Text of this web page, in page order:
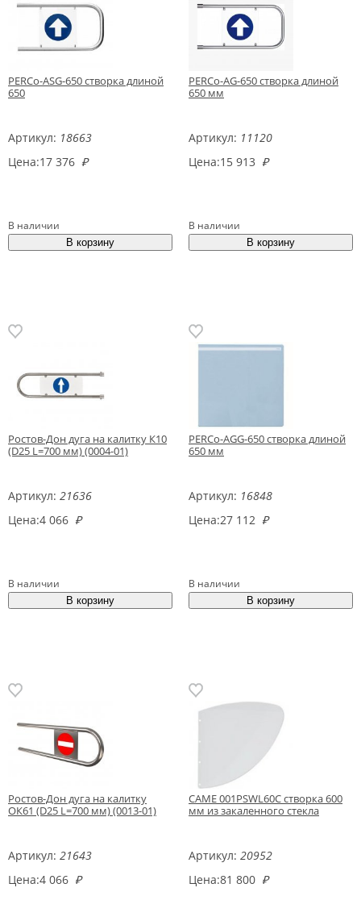
PERCo-ASG-650 створка длиной
650
Артикул: 18663
Цена:17 376 ₽
В наличии
PERCo-AG-650 створка длиной
650 мм
Артикул: 11120
Цена:15 913 ₽
В наличии
Ростов-Дон дуга на калитку К10
(D25 L=700 мм) (0004-01)
Артикул: 21636
Цена:4 066 ₽
В наличии
PERCo-AGG-650 створка длиной
650 мм
Артикул: 16848
Цена:27 112 ₽
В наличии
Ростов-Дон дуга на калитку
ОК61 (D25 L=700 мм) (0013-01)
Артикул: 21643
Цена:4 066 ₽
CAME 001PSWL60C створка 600
мм из закаленного стекла
Артикул: 20952
Цена:81 800 ₽